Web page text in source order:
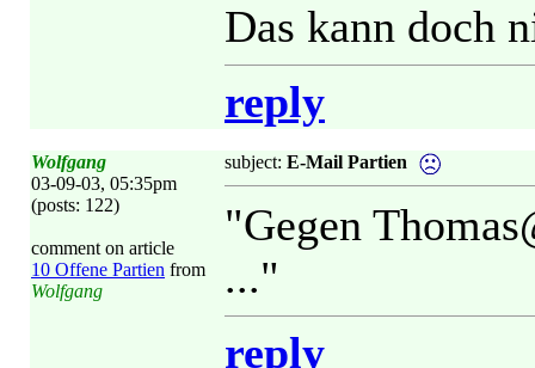
Das kann doch
reply
Wolfgang
03-09-03, 05:35pm
(posts: 122)
comment on article
10 Offene Partien from
Wolfgang
subject: E-Mail Partien
"Gegen
..."
reply